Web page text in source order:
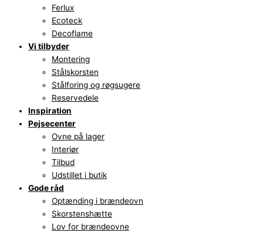
Ferlux
Ecoteck
Decoflame
Vi tilbyder
Montering
Stålskorsten
Stålforing og røgsugere
Reservedele
Inspiration
Pejsecenter
Ovne på lager
Interiør
Tilbud
Udstillet i butik
Gode råd
Optænding i brændeovn
Skorstenshætte
Lov for brændeovne